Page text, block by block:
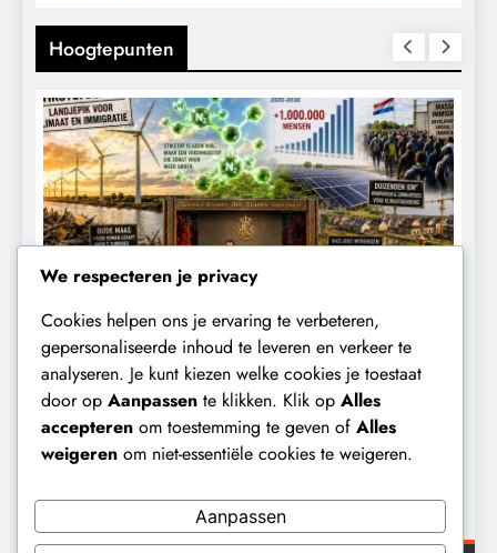
Hoogtepunten
KALENDER 2030 KLIMAATBEDROG
Waarom worden de mensen van wie de
toekomst op het spel staat,
buitengesloten?
We respecteren je privacy
Cookies helpen ons je ervaring te verbeteren,
gepersonaliseerde inhoud te leveren en verkeer te
analyseren. Je kunt kiezen welke cookies je toestaat
door op Aanpassen te klikken. Klik op Alles
accepteren om toestemming te geven of Alles
weigeren om niet-essentiële cookies te weigeren.
Aanpassen